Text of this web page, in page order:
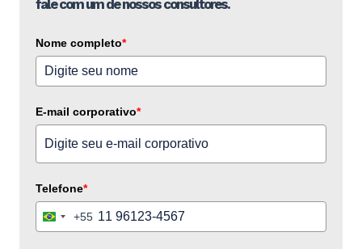
fale com um de nossos consultores.
Nome completo*
E-mail corporativo*
Telefone*
Brazil+55